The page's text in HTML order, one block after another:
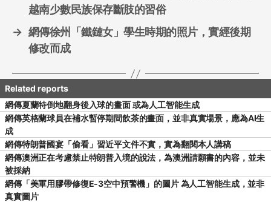
越南少數民族保存斷肢的習俗
→ 網傳徐州「鐵鏈女」學生時期的照片，實經後期
修改而成
網傳夏蘭特倒地翻身後入球的畫面 或為人工智能生成
網傳英格蘭球員在補水暫停期間飲茶的畫面，並非真實場景，應為AI生
成
網傳特朗普國宴「偷看」習近平文件不實，實為翻閱本人講稿
網傳澳洲正在考慮禁止特朗普入境的說法，為澳洲請願書的內容，並未
被採納
網傳「美軍用膠帶修復E-3空中預警機」的圖片 為人工智能生成，並非
真實圖片